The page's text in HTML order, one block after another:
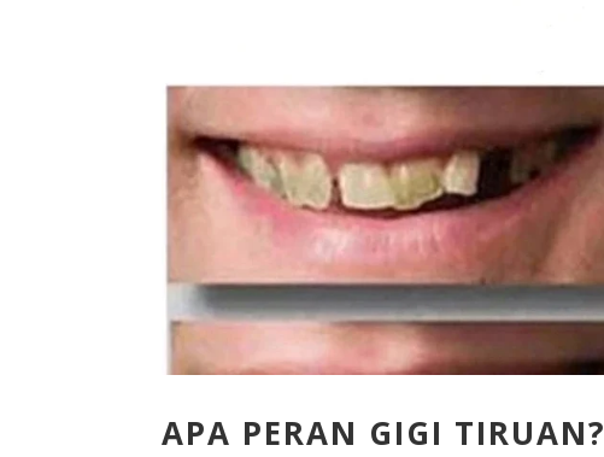
APA PERAN GIGI TIRUAN?